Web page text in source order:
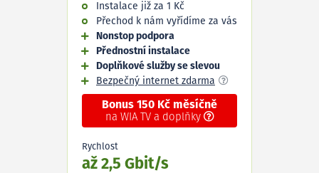
Instalace již za 1 Kč
Přechod k nám vyřídíme za vás
Nonstop podpora
Přednostní instalace
Doplňkové služby se slevou
Bezpečný internet zdarma
Bonus 150 Kč měsíčně
na WIA TV a doplňky
Rychlost
až 2,5 Gbit/s